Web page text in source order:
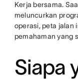
Kerja bersama.
meluncurkan
operasi, peta jalan
pemahaman yang
Siapa